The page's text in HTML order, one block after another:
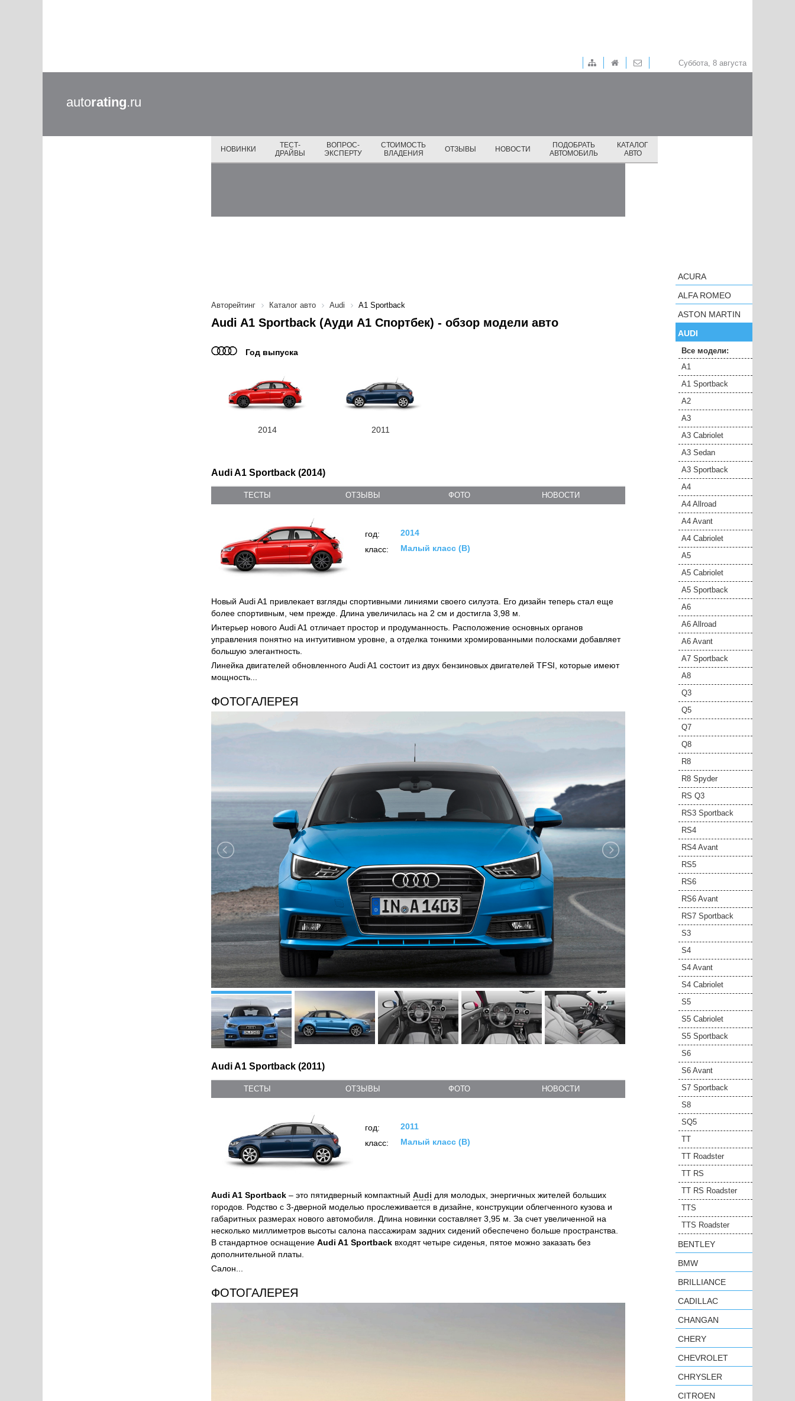
Суббота, 8 августа
autorating.ru
НОВИНКИ
ТЕСТ-
ДРАЙВЫ
ВОПРОС-
ЭКСПЕРТУ
СТОИМОСТЬ
ВЛАДЕНИЯ
ОТЗЫВЫ НОВОСТИ
ПОДОБРАТЬ
АВТОМОБИЛЬ
КАТАЛОГ
АВТО
Авторейтинг Каталог авто Audi A1 Sportback
Audi A1 Sportback (Ауди А1 Спортбек) - обзор модели авто
Год выпуска
2014 2011
Audi A1 Sportback (2014)
ТЕСТЫ ОТЗЫВЫ ФОТО НОВОСТИ
год:
2014
класс:
Малый класс (B)
Новый Audi A1 привлекает взгляды спортивными линиями своего силуэта. Его дизайн теперь стал еще
более спортивным, чем прежде. Длина увеличилась на 2 см и достигла 3,98 м.
Интерьер нового Audi A1 отличает простор и продуманность. Расположение основных органов
управления понятно на интуитивном уровне, а отделка тонкими хромированными полосками добавляет
большую элегантность.
Линейка двигателей обновленного Audi A1 состоит из двух бензиновых двигателей TFSI, которые имеют
мощность...
ФОТОГАЛЕРЕЯ
Audi A1 Sportback (2011)
ТЕСТЫ ОТЗЫВЫ ФОТО НОВОСТИ
год:
2011
класс:
Малый класс (B)
Audi A1 Sportback – это пятидверный компактный Audi для молодых, энергичных жителей больших
городов. Родство с 3-дверной моделью прослеживается в дизайне, конструкции облегченного кузова и
габаритных размерах нового автомобиля. Длина новинки составляет 3,95 м. За счет увеличенной на
несколько миллиметров высоты салона пассажирам задних сидений обеспечено больше пространства.
В стандартное оснащение Audi A1 Sportback входят четыре сиденья, пятое можно заказать без
дополнительной платы.
Салон...
ФОТОГАЛЕРЕЯ
ACURA
ALFA ROMEO
ASTON MARTIN
AUDI
Все модели:
A1
A1 Sportback
A2
A3
A3 Cabriolet
A3 Sedan
A3 Sportback
A4
A4 Allroad
A4 Avant
A4 Cabriolet
A5
A5 Cabriolet
A5 Sportback
A6
A6 Allroad
A6 Avant
A7 Sportback
A8
Q3
Q5
Q7
Q8
R8
R8 Spyder
RS Q3
RS3 Sportback
RS4
RS4 Avant
RS5
RS6
RS6 Avant
RS7 Sportback
S3
S4
S4 Avant
S4 Cabriolet
S5
S5 Cabriolet
S5 Sportback
S6
S6 Avant
S7 Sportback
S8
SQ5
TT
TT Roadster
TT RS
TT RS Roadster
TTS
TTS Roadster
BENTLEY
BMW
BRILLIANCE
CADILLAC
CHANGAN
CHERY
CHEVROLET
CHRYSLER
CITROEN